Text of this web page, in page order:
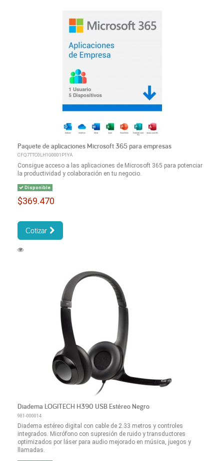
Paquete de aplicaciones Microsoft 365 para empresas
CFQ7TTC0LH1G0001P1YA
Consigue acceso a las aplicaciones de Microsoft 365 para potenciar
la productividad y colaboración en tu negocio.
Disponible
$369.470
Cotizar
Diadema LOGITECH H390 USB Estéreo Negro
981-000014
Diadema estéreo digital con cable de 2.33 metros y controles
integrados. Micrófono con supresión de ruido y transductores
optimizados por láser para audio mejorado en música, juegos y
llamadas.